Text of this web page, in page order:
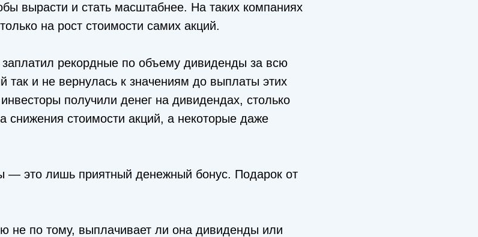
вырасти и стать масштабнее. На таких компаниях
на рост стоимости самих акций.
рекордные по объему дивиденды за всю
так и не вернулась к значениям до выплаты этих
получили денег на дивидендах, столько
снижения стоимости акций, а некоторые даже
— это лишь приятный денежный бонус. Подарок от
не по тому, выплачивает ли она дивиденды или